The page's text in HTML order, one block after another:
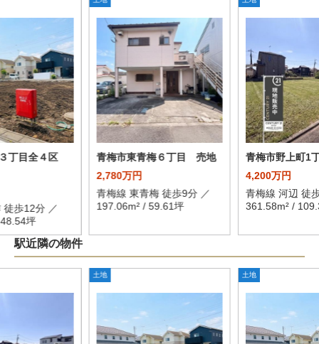
丁目全４区
徒歩12分 ／
坪
青梅市東青梅６丁目 売地
2,780万円
青梅線 東青梅 徒歩9分 ／
197.06m² / 59.61坪
青梅市野上町1
4,200万円
青梅線 河辺 徒
361.58m² /
駅近隣の物件
土地 土地